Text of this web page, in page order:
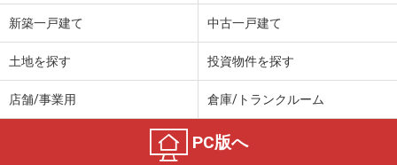
新築一戸建て 中古一戸建て
土地を探す 投資物件を探す
店舗/事業用 倉庫/トランクルーム
PC版へ